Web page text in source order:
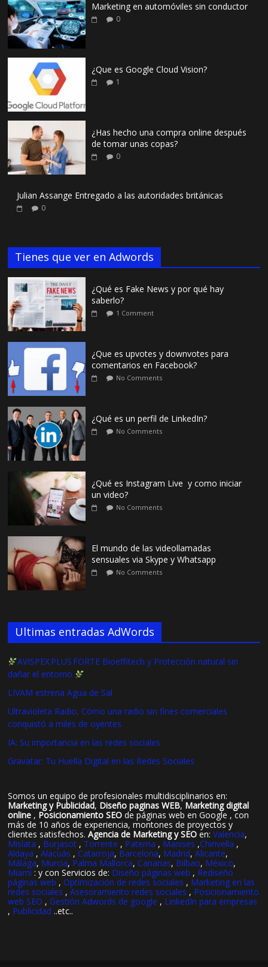
Marketing en automóviles sin conductor
0
¿Que es Google Cloud Vision?
1
¿Has hecho una compra online después
de tomar unas copas?
0
Julian Assange Entregado a las autoridades británicas
0
Tienes que ver en Adwords
¿Qué es Fake News y por qué hay
saberlo?
1 Comment
¿Que es upvotes y downvotes para
comentarios en Facebook?
No Comments
¿Qué es un perfil de LinkedIn?
No Comments
¿Qué es Instagram Live y como iniciar
un video?
No Comments
El mundo de las videollamadas
sensuales via Skype y Whatsapp
No Comments
Ultimas entradas AdWords
AVISPEX PLUS FORTE Bioeffitech y Protección natural sin
dañar el entorno
LIVAM estrena Agua de Sal
Ultravioleta Radio, Cómo una radio sin fines comerciales
conquistó a miles de oyentes
IA: Su importancia en las redes sociales
Gravatar: Tu Huella Digital en las Redes Sociales
Somos un equipo de profesionales multidisciplinarios en:
Marketing y Publicidad, Diseño paginas WEB, Marketing digital
online , Posicionamiento SEO de páginas web en Google , con
más de 10 años de experiencia, montones de proyectos y
clientes satisfechos.Agencia de Marketing y SEO en:Valencia,
Mislata , Burjasot , Torrente , Paterna , Manises ,Chirivella ,
Aldaya ,Alacuás ,Catarroja, Barcelona, Madrid,Alicante,
Málaga, Murcia, Palma Mallorca,Canarias, Bilbao, México,
Miami : y con Servicios de: Diseño páginas web , Rediseño
páginas web ,Optimización de redes sociales , Marketing en las
redes sociales ,Asesoramiento redes sociales , Posicionamiento
web SEO ,Gestión Adwords de google , LinkedIn para empresas
, Publicidad ..etc..